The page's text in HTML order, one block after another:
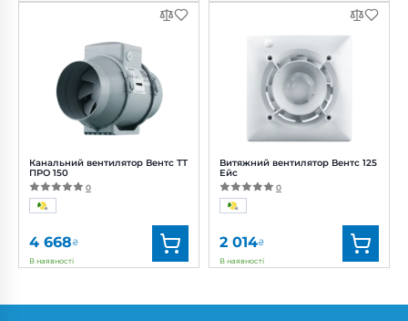
Blauberg
Артикул: 0688239836
Діаметр:
160 мм
Потужність:
Рівень
шуму:
Канальний вентилятор Вентс ТТ
ПРО 150
0
4 668₴
В наявності
Артикул:0687908677
Вентс
Артикул:
0000215598
Діаметр:
100 мм
Потужність:
Рівень
шуму:
Витяжний вентилятор Вентс 125
Ейс
0
2 014₴
В наявності
Артикул: 0688226023